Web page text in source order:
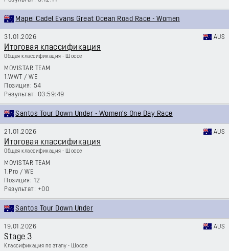
Mapei Cadel Evans Great Ocean Road Race - Women
31.01.2026 AUS
Итоговая классификация
Общая классификация - Шоссе
MOVISTAR TEAM
1.WWT / WE
54
03:59:49
Santos Tour Down Under - Women's One Day Race
21.01.2026 AUS
Итоговая классификация
Общая классификация - Шоссе
MOVISTAR TEAM
1.Pro / WE
12
+00
Santos Tour Down Under
19.01.2026 AUS
Stage 3
Классификация по этапу - Шоссе